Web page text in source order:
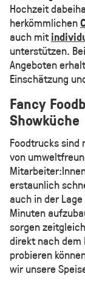
Hochzeit
herkömmlichen
auch mit
unterstützen.
Angeboten
Einschätzung
Fancy
Showküche
Foodtrucks sind
von
erstaunlich
auch in der
Minuten
sorgen
direkt nach dem
probieren
wir unsere